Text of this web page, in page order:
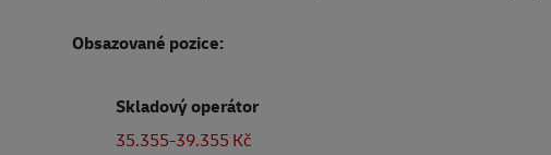
Obsazované pozice:
Skladový operátor
35.355-39.355 Kč